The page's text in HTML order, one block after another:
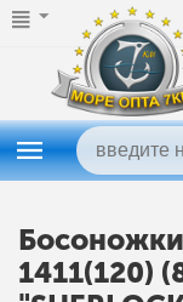
1411(120)